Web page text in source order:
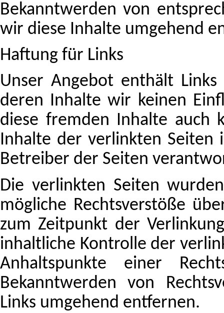
Bekanntwerden von
wir diese Inhalte umgehend
Haftung für Links
Unser Angebot enthält
deren Inhalte wir keinen
diese fremden Inhalte auch
Inhalte der verlinkten
Betreiber der Seiten
Die verlinkten Seiten
mögliche Rechtsverstöße
zum Zeitpunkt der
inhaltliche Kontrolle der
Anhaltspunkte einer
Bekanntwerden von
Links umgehend entfernen.